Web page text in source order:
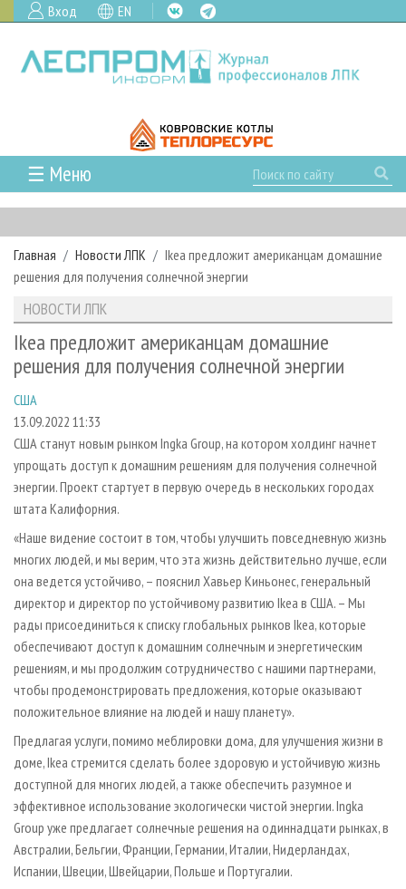
Вход EN
☰ Меню
ГЛАВНАЯ
РУБРИКИ И ТЕМЫ
РУБРИКИ ЖУРНАЛА
ЛЕСОЗАГОТОВКА
ЛЕСОПИЛЕНИЕ
СУШКА ДРЕВЕСИНЫ
ПРОИЗВОДСТВО ДРЕВЕСНЫХ ПЛИТ
ДЕРЕВЯННОЕ ДОМОСТРОЕНИЕ
ПРОИЗВОДСТВО МЕБЕЛИ
БИОЭНЕРГЕТИКА
ЦБП
ИНСТРУМЕНТ И МАТЕРИАЛЫ
НОВОСТИ
НОВОСТИ ЛПК
НОВОСТИ ЖУРНАЛА
ПРОЕКТЫ ЛПИ
АНАЛИТИКА
ПРЕДПРИЯТИЯ ЛПК
ПЕРСОНЫ
МОБИЛЬНЫЕ ВЫСТАВКИ
ОФИЦИАЛЬНЫЕ ДЕЛЕГАЦИИ
ПРИОРИТЕТНЫЕ ИНВЕСТПРОЕКТЫ
RUSSIAN FORESTRY REVIEW
ГАЗЕТА ЛЕСПРОМФОРУМ
БИБЛИОТЕКА СПЕЦИАЛИСТА
АРХИВ ЖУРНАЛОВ
О ЖУРНАЛЕ
КОНТАКТЫ
РЕКЛАМОДАТЕЛЯМ
РЕКЛАМА
РЕКЛАМА НА САЙТЕ
Главная Новости ЛПК
Ikea предложит американцам домашние
решения для получения солнечной энергии
НОВОСТИ ЛПК
Ikea предложит американцам домашние
решения для получения солнечной энергии
США
13.09.2022 11:33
США станут новым рынком Ingka Group, на котором холдинг начнет
упрощать доступ к домашним решениям для получения солнечной
энергии. Проект стартует в первую очередь в нескольких городах
штата Калифорния.
«Наше видение состоит в том, чтобы улучшить повседневную жизнь
многих людей, и мы верим, что эта жизнь действительно лучше, если
она ведется устойчиво, – пояснил Хавьер Киньонес, генеральный
директор и директор по устойчивому развитию Ikea в США. – Мы
рады присоединиться к списку глобальных рынков Ikea, которые
обеспечивают доступ к домашним солнечным и энергетическим
решениям, и мы продолжим сотрудничество с нашими партнерами,
чтобы продемонстрировать предложения, которые оказывают
положительное влияние на людей и нашу планету».
Предлагая услуги, помимо меблировки дома, для улучшения жизни в
доме, Ikea стремится сделать более здоровую и устойчивую жизнь
доступной для многих людей, а также обеспечить разумное и
эффективное использование экологически чистой энергии. Ingka
Group уже предлагает солнечные решения на одиннадцати рынках, в
Австралии, Бельгии, Франции, Германии, Италии, Нидерландах,
Испании, Швеции, Швейцарии, Польше и Португалии.